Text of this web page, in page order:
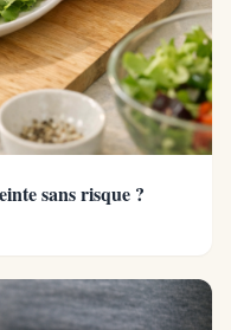
sans risque ?